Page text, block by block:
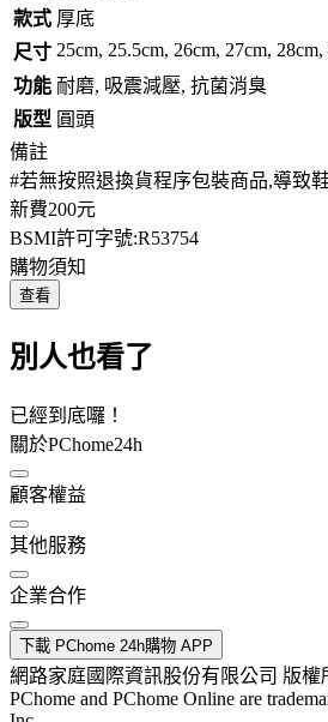
款式 厚底
尺寸 25cm, 25.5cm, 26cm, 27cm, 28cm,
功能 耐磨, 吸震減壓, 抗菌消臭
版型 圓頭
備註
#若無按照退換貨程序包裝商品,導致
新費200元
BSMI許可字號:R53754
購物須知
查看
別人也看了
已經到底囉！
關於PChome24h
顧客權益
其他服務
企業合作
下載 PChome 24h購物 APP
網路家庭國際資訊股份有限公司 版權
PChome and PChome Online are